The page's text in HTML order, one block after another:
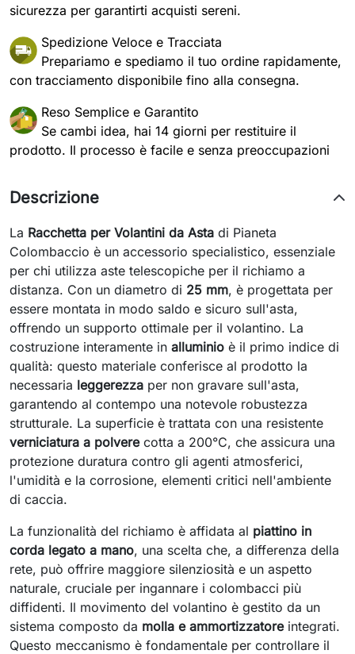
sicurezza per garantirti acquisti sereni.
Spedizione Veloce e Tracciata
Prepariamo e spediamo il tuo ordine rapidamente,
con tracciamento disponibile fino alla consegna.
Reso Semplice e Garantito
Se cambi idea, hai 14 giorni per restituire il
prodotto. Il processo è facile e senza preoccupazioni
Descrizione
La Racchetta per Volantini da Asta di Pianeta
Colombaccio è un accessorio specialistico, essenziale
per chi utilizza aste telescopiche per il richiamo a
distanza. Con un diametro di 25 mm, è progettata per
essere montata in modo saldo e sicuro sull'asta,
offrendo un supporto ottimale per il volantino. La
costruzione interamente in alluminio è il primo indice di
qualità: questo materiale conferisce al prodotto la
necessaria leggerezza per non gravare sull'asta,
garantendo al contempo una notevole robustezza
strutturale. La superficie è trattata con una resistente
verniciatura a polverecotta a 200°C, che assicura una
protezione duratura contro gli agenti atmosferici,
l'umidità e la corrosione, elementi critici nell'ambiente
di caccia.
La funzionalità del richiamo è affidata al piattino in
corda legato a mano, una scelta che, a differenza della
rete, può offrire maggiore silenziosità e un aspetto
naturale, cruciale per ingannare i colombacci più
diffidenti. Il movimento del volantino è gestito da un
sistema composto da molla e ammortizzatoreintegrati.
Questo meccanismo è fondamentale per controllare il